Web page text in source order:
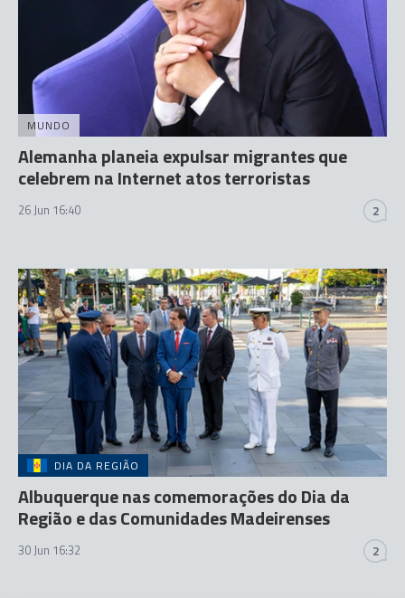
MUNDO
Alemanha planeia expulsar migrantes que
celebrem na Internet atos terroristas
26 Jun 16:40 2
DIA DA REGIÃO
Albuquerque nas comemorações do Dia da
Região e das Comunidades Madeirenses
30 Jun 16:32 2